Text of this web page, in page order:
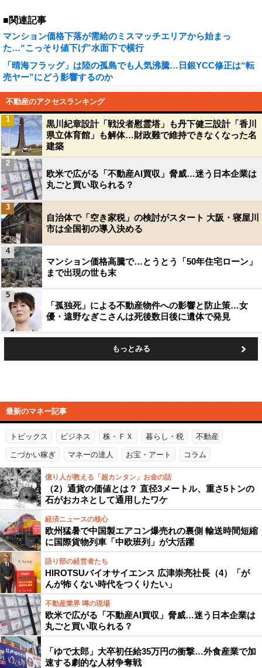
■関連記事
マンション価格下落が需給のミスマッチエリアから始まっ
た…“こっそり値下げ”水面下で横行
「晴海フラッグ」は陸の孤島でも人気沸騰…日銀YCC修正は“転
売ヤー”にどう影響するのか
不動産のアクセスランキング
黒川紀章設計「戦没者慰霊塔」も丹下健三設計「香川
県立体育館」も解体…財政難で維持できなくなった名
建築
1
欧米で広がる「不動産AI買収」脅威…迷う日本企業は
丸ごと買い取られる？
2
自治体で「空き家税」の検討がスタート 大阪・寝屋川
市は全国初の導入決める
3
マンション価格高騰で…とうとう「50年住宅ローン」
まで出現の世も末
4
「孤独死」による不動産物件への影響と防止策…女
優・遠野なぎこさんは死後数日後に遺体で発見
5
もっとみる
最新のマネー記事
トピックス ビジネス 株・ＦＸ 暮らし・税 不動産
こづかい稼ぎ マネーの達人 お宝・アート コラム
億り人が教える「超カンタン」お金の話
（2）通貨の価値とは？ 直径3メートル、重さ5トンの
石がおカネとして通用したワケ
経済ニュースの核心
欧州猛暑で中国製エアコン爆売れの裏側 輸送時間短縮
に国際貨物列車「中欧班列」が大活躍
語り部の経営者たち
HIROTSUバイオサイエンス 広津崇亮社長（4）「が
んが怖くない時代をつくりたい」
不動産業界 噂の現場
欧米で広がる「不動産AI買収」脅威…迷う日本企業は
丸ごと買い取られる？
「ゆで太郎」大卒初任給35万円の衝撃…外食産業で加
速する劇的な人材争奪戦